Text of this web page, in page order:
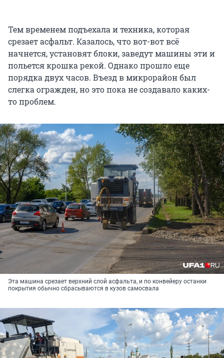
Тем временем подъехала и техника, которая
срезает асфальт. Казалось, что вот-вот всё
начнется, установят блоки, заведут машины эти и
польется крошка рекой. Однако прошло еще
порядка двух часов. Въезд в микрорайон был
слегка огражден, но это пока не создавало каких-
то проблем.
Эта машина срезает верхний слой асфальта, и по конвейеру останки
покрытия обычно сбрасываются в кузов самосвала